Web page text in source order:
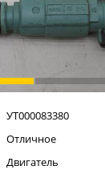
УТ000083380
Отличное
Двигатель